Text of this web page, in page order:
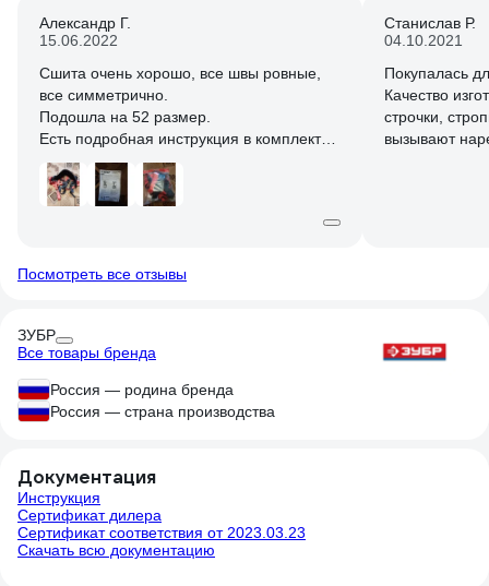
Александр Г.
15.06.2022
Сшита очень хорошо, все швы ровные,
все симметрично.
Подошла на 52 размер.
Есть подробная инструкция в комплекте.
Как надевать быстро разобрались.
Станислав Р.
04.10.2021
Покупалась
Качество
строчки,
вызывают
Посмотреть все отзывы
ЗУБР
Все товары бренда
Россия — родина бренда
Россия — страна производства
Документация
Инструкция
Сертификат дилера
Сертификат соответствия от 2023.03.23
Скачать всю документацию